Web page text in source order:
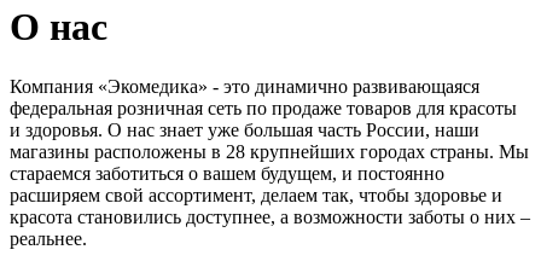
О нас
Компания «Экомедика» - это динамично развивающаяся
федеральная розничная сеть по продаже товаров для красоты
и здоровья. О нас знает уже большая часть России, наши
магазины расположены в 28 крупнейших городах страны. Мы
стараемся заботиться о вашем будущем, и постоянно
расширяем свой ассортимент, делаем так, чтобы здоровье и
красота становились доступнее, а возможности заботы о них –
реальнее.